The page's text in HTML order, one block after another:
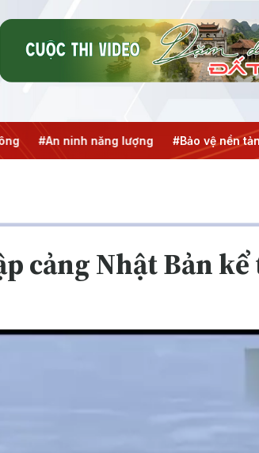
#An ninh năng lượng #Bảo vệ nền
cảng Nhật Bản